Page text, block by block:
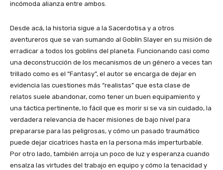
incómoda alianza entre ambos.
Desde acá, la historia sigue a la Sacerdotisa y a otros
aventureros que se van sumando al Goblin Slayer en su misión de
erradicar a todos los goblins del planeta. Funcionando casi como
una deconstrucción de los mecanismos de un género a veces tan
trillado como es el “Fantasy”, el autor se encarga de dejar en
evidencia las cuestiones más “realistas” que esta clase de
relatos suele abandonar, como tener un buen equipamiento y
una táctica pertinente, lo fácil que es morir si se va sin cuidado, la
verdadera relevancia de hacer misiones de bajo nivel para
prepararse para las peligrosas, y cómo un pasado traumático
puede dejar cicatrices hasta en la persona más imperturbable.
Por otro lado, también arroja un poco de luz y esperanza cuando
ensalza las virtudes del trabajo en equipo y cómo la tenacidad y